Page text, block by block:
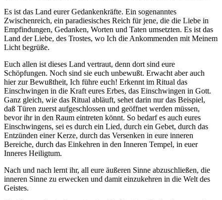
Es ist das Land eurer Gedankenkräfte. Ein sogenanntes
Zwischenreich, ein paradiesisches Reich für jene, die die Liebe in
Empfindungen, Gedanken, Worten und Taten umsetzten. Es ist das
Land der Liebe, des Trostes, wo Ich die Ankommenden mit Meinem
Licht begrüße.
Euch allen ist dieses Land vertraut, denn dort sind eure
Schöpfungen. Noch sind sie euch unbewußt. Erwacht aber auch
hier zur Bewußtheit, Ich führe euch! Erkennt im Ritual das
Einschwingen in die Kraft eures Erbes, das Einschwingen in Gott.
Ganz gleich, wie das Ritual abläuft, sehet darin nur das Beispiel,
daß Türen zuerst aufgeschlossen und geöffnet werden müssen,
bevor ihr in den Raum eintreten könnt. So bedarf es auch eures
Einschwingens, sei es durch ein Lied, durch ein Gebet, durch das
Entzünden einer Kerze, durch das Versenken in eure inneren
Bereiche, durch das Einkehren in den Inneren Tempel, in euer
Inneres Heiligtum.
Nach und nach lernt ihr, all eure äußeren Sinne abzuschließen, die
inneren Sinne zu erwecken und damit einzukehren in die Welt des
Geistes.